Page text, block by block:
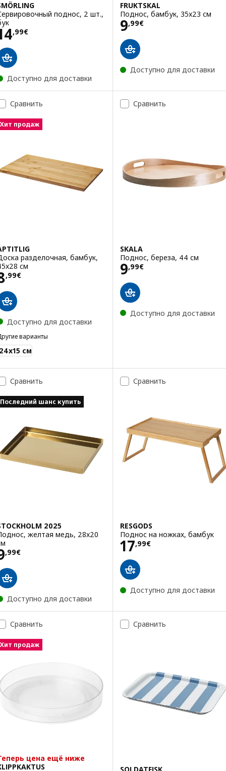
поднос, 2 шт.,
,99€14,99€
Доступно для доставки
FRUKTSKAL
Поднос, бамбук, 35x23 см
9,99€
Цена 9,99€
Доступно для доставки
Сравнить
Хит продаж
разделочная, бамбук,
см
,99€ 8,99€
Доступно для доставки
варианты
см
Сравнить
SKALA
Поднос, береза, 44 см
9,99€
Цена 9,99€
Доступно для доставки
Сравнить
Последний шанс купить
2025
желтая медь, 28x20
,99€ 9,99€
Доступно для доставки
Сравнить
RESGODS
Поднос на ножках, бамбук
17,99€
Цена 17,99€
Доступно для доставки
Сравнить
Хит продаж
цена ещё ниже
Сравнить
SOLDATFISK